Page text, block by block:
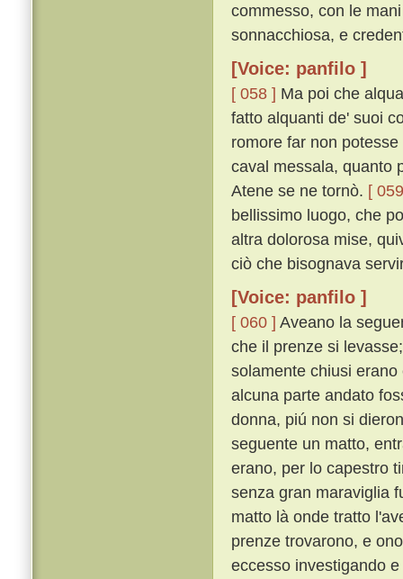
commesso, con le
sonnacchiosa, e
[Voice: panfilo ]
[ 058 ] Ma poi che
fatto alquanti de' suoi
romore far non
caval messala, quanto
Atene se ne tornò. [
bellissimo luogo, che
altra dolorosa mise,
ciò che bisognava
[Voice: panfilo ]
[ 060 ] Aveano la
che il prenze si
solamente chiusi
alcuna parte andato
donna, piú non si
seguente un matto,
erano, per lo capestro
senza gran maraviglia
matto là onde tratto
prenze trovarono, e
eccesso investigando